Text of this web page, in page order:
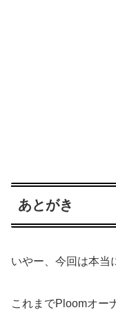
あとがき
いやー、今回は本当
これまでPloomオー